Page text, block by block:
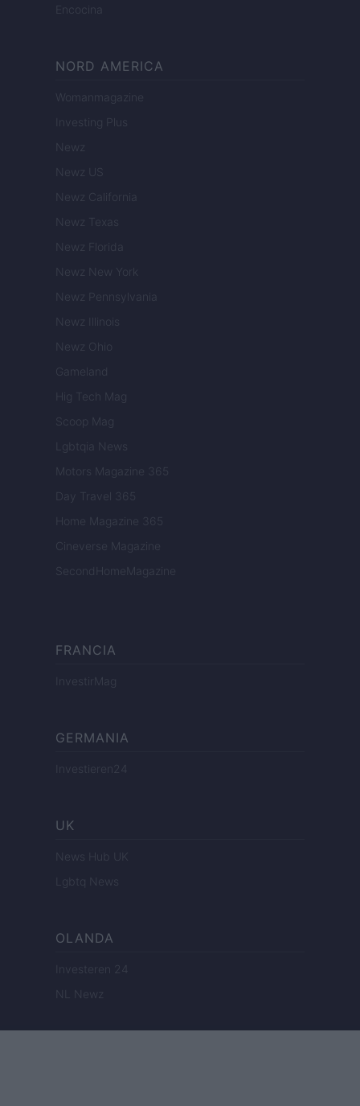
Encocina
NORD AMERICA
Womanmagazine
Investing Plus
Newz
Newz US
Newz California
Newz Texas
Newz Florida
Newz New York
Newz Pennsylvania
Newz Illinois
Newz Ohio
Gameland
Hig Tech Mag
Scoop Mag
Lgbtqia News
Motors Magazine 365
Day Travel 365
Home Magazine 365
Cineverse Magazine
SecondHomeMagazine
FRANCIA
InvestirMag
GERMANIA
Investieren24
UK
News Hub UK
Lgbtq News
OLANDA
Investeren 24
NL Newz